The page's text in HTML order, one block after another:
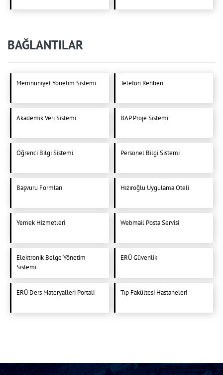
BAĞLANTILAR
Memnuniyet Yönetim Sistemi Telefon Rehberi
Akademik Veri Sistemi BAP Proje Sistemi
Öğrenci Bilgi Sistemi Personel Bilgi Sistemi
Başvuru Formları Hızıroğlu Uygulama Oteli
Yemek Hizmetleri Webmail Posta Servisi
Elektronik Belge Yönetim
Sistemi
ERÜ Güvenlik
ERÜ Ders Materyalleri Portali Tıp Fakültesi Hastaneleri